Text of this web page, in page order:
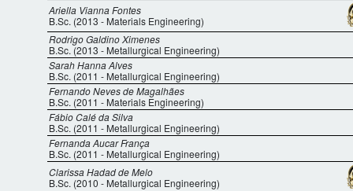
Ariella Vianna Fontes
B.Sc. (2013 - Materials Engineering)
Rodrigo Galdino Ximenes
B.Sc. (2013 - Metallurgical Engineering)
Sarah Hanna Alves
B.Sc. (2011 - Metallurgical Engineering)
Fernando Neves de Magalhães
B.Sc. (2011 - Materials Engineering)
Fábio Calé da Silva
B.Sc. (2011 - Metallurgical Engineering)
Fernanda Aucar França
B.Sc. (2011 - Metallurgical Engineering)
Clarissa Hadad de Melo
B.Sc. (2010 - Metallurgical Engineering)